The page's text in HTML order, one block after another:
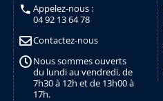
Appelez-nous :
04 92 13 64 78
Contactez-nous
Nous sommes ouverts
du lundi au vendredi, de
7h30 à 12h et de 13h00 à
17h.